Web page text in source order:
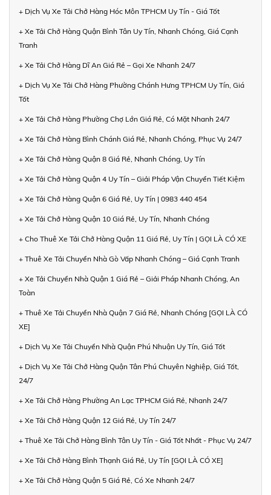
+ Dịch Vụ Xe Tải Chở Hàng Hóc Môn TPHCM Uy Tín - Giá Tốt
+ Xe Tải Chở Hàng Quận Bình Tân Uy Tín, Nhanh Chóng, Giá Cạnh
Tranh
+ Xe Tải Chở Hàng Dĩ An Giá Rẻ – Gọi Xe Nhanh 24/7
+ Dịch Vụ Xe Tải Chở Hàng Phường Chánh Hưng TPHCM Uy Tín, Giá
Tốt
+ Xe Tải Chở Hàng Phường Chợ Lớn Giá Rẻ, Có Mặt Nhanh 24/7
+ Xe Tải Chở Hàng Bình Chánh Giá Rẻ, Nhanh Chóng, Phục Vụ 24/7
+ Xe Tải Chở Hàng Quận 8 Giá Rẻ, Nhanh Chóng, Uy Tín
+ Xe Tải Chở Hàng Quận 4 Uy Tín – Giải Pháp Vận Chuyển Tiết Kiệm
+ Xe Tải Chở Hàng Quận 6 Giá Rẻ, Uy Tín | 0983 440 454
+ Xe Tải Chở Hàng Quận 10 Giá Rẻ, Uy Tín, Nhanh Chóng
+ Cho Thuê Xe Tải Chở Hàng Quận 11 Giá Rẻ, Uy Tín | GỌI LÀ CÓ XE
+ Thuê Xe Tải Chuyển Nhà Gò Vấp Nhanh Chóng – Giá Cạnh Tranh
+ Xe Tải Chuyển Nhà Quận 1 Giá Rẻ – Giải Pháp Nhanh Chóng, An
Toàn
+ Thuê Xe Tải Chuyển Nhà Quận 7 Giá Rẻ, Nhanh Chóng [GỌI LÀ CÓ
XE]
+ Dịch Vụ Xe Tải Chuyển Nhà Quận Phú Nhuận Uy Tín, Giá Tốt
+ Dịch Vụ Xe Tải Chở Hàng Quận Tân Phú Chuyên Nghiệp, Giá Tốt,
24/7
+ Xe Tải Chở Hàng Phường An Lạc TPHCM Giá Rẻ, Nhanh 24/7
+ Xe Tải Chở Hàng Quận 12 Giá Rẻ, Uy Tín 24/7
+ Thuê Xe Tải Chở Hàng Bình Tân Uy Tín - Giá Tốt Nhất - Phục Vụ 24/7
+ Xe Tải Chở Hàng Bình Thạnh Giá Rẻ, Uy Tín [GỌI LÀ CÓ XE]
+ Xe Tải Chở Hàng Quận 5 Giá Rẻ, Có Xe Nhanh 24/7